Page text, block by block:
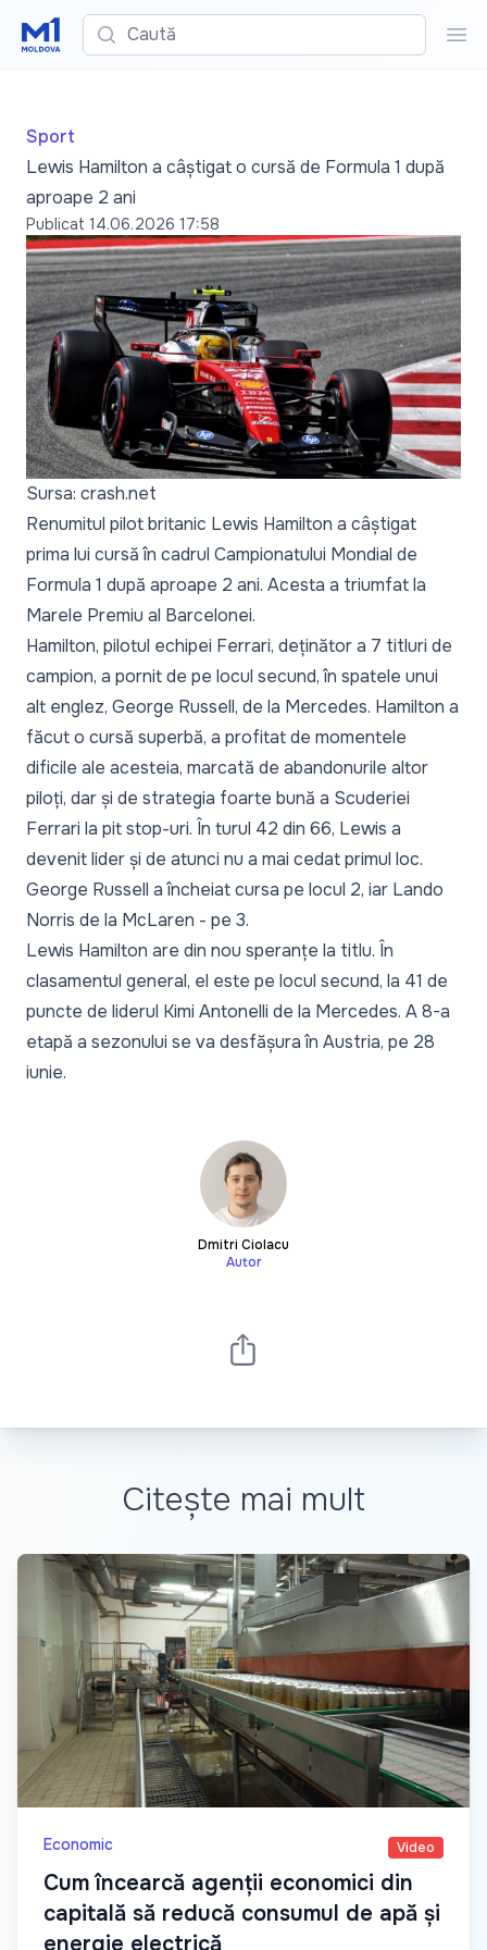
Caută
Sport
Lewis Hamilton a câștigat o cursă de Formula 1 după
aproape 2 ani
Publicat 14.06.2026 17:58
Sursa: crash.net
Renumitul pilot britanic Lewis Hamilton a câștigat
prima lui cursă în cadrul Campionatului Mondial de
Formula 1 după aproape 2 ani. Acesta a triumfat la
Marele Premiu al Barcelonei.
Hamilton, pilotul echipei Ferrari, deținător a 7 titluri de
campion, a pornit de pe locul secund, în spatele unui
alt englez, George Russell, de la Mercedes. Hamilton a
făcut o cursă superbă, a profitat de momentele
dificile ale acesteia, marcată de abandonurile altor
piloți, dar și de strategia foarte bună a Scuderiei
Ferrari la pit stop-uri. În turul 42 din 66, Lewis a
devenit lider și de atunci nu a mai cedat primul loc.
George Russell a încheiat cursa pe locul 2, iar Lando
Norris de la McLaren - pe 3.
Lewis Hamilton are din nou speranțe la titlu. În
clasamentul general, el este pe locul secund, la 41 de
puncte de liderul Kimi Antonelli de la Mercedes. A 8-a
etapă a sezonului se va desfășura în Austria, pe 28
iunie.
Dmitri Ciolacu
Autor
Citește mai mult
Economic Video
Cum încearcă agenții economici din
capitală să reducă consumul de apă și
energie electrică